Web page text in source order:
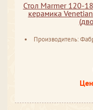
Стол Marmer 120-
керамика
Производитель: